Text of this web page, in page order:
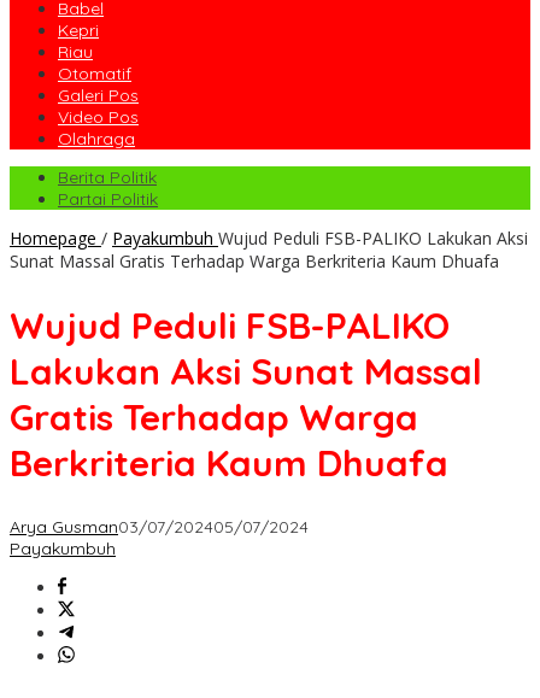
Babel
Kepri
Riau
Otomatif
Galeri Pos
Video Pos
Olahraga
Berita Politik
Partai Politik
Homepage / Payakumbuh Wujud Peduli FSB-PALIKO Lakukan Aksi
Sunat Massal Gratis Terhadap Warga Berkriteria Kaum Dhuafa
Wujud Peduli FSB-PALIKO
Lakukan Aksi Sunat Massal
Gratis Terhadap Warga
Berkriteria Kaum Dhuafa
Arya Gusman03/07/202405/07/2024
Payakumbuh